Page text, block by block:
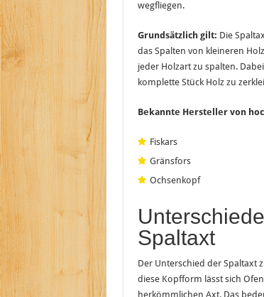
wegfliegen.
Grundsätzlich gilt: Die
das Spalten von kleineren
jeder Holzart zu spalten.
komplette Stück Holz zu
Bekannte Hersteller von
Fiskars
Gränsfors
Ochsenkopf
Spaltaxt
Der Unterschied der Spaltaxt
diese Kopfform lässt sich
herkömmlichen Axt. Das